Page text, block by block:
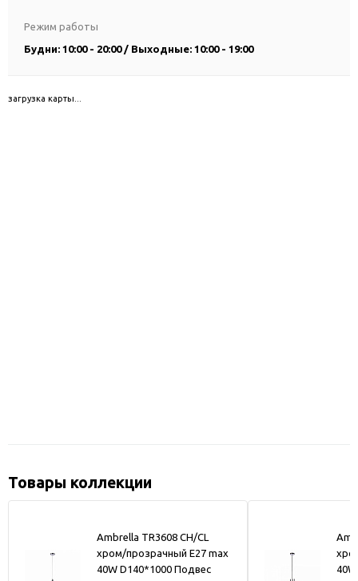
Режим работы
Будни: 10:00 - 20:00 / Выходные: 10:00 - 19:00
загрузка карты...
Товары коллекции
Ambrella TR3608 CH/CL
хром/прозрачный E27 max
40W D140*1000 Подвес